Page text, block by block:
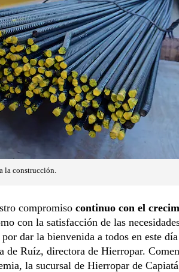
la construcción.
compromiso continuo con el
con la satisfacción de las
dar la bienvenida a todos en este
de Ruíz, directora de Hierropar.
la sucursal de Hierropar de